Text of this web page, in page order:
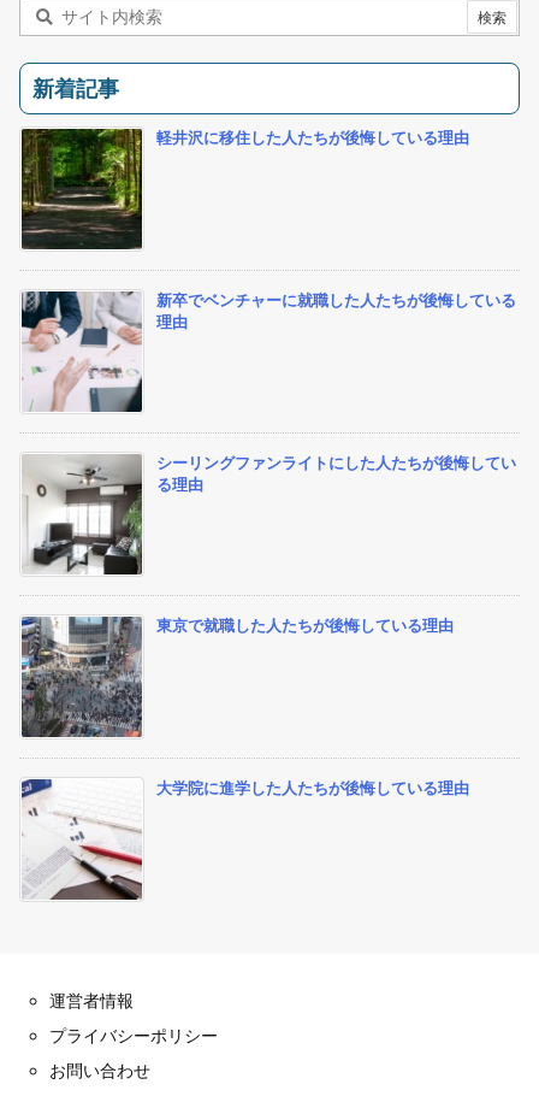
新着記事
軽井沢に移住した人たちが後悔している理由
新卒でベンチャーに就職した人たちが後悔している
理由
シーリングファンライトにした人たちが後悔してい
る理由
東京で就職した人たちが後悔している理由
大学院に進学した人たちが後悔している理由
運営者情報
プライバシーポリシー
お問い合わせ